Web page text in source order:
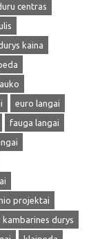
centras
kaina
euro langai
fauga langai
projektai
kambarines durys